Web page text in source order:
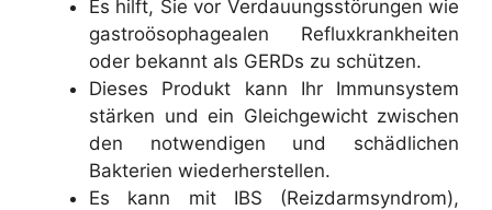
Es hilft, Sie vor Verdauungsstörungen wie
gastroösophagealen Refluxkrankheiten
oder bekannt als GERDs zu schützen.
Dieses Produkt kann Ihr Immunsystem
stärken und ein Gleichgewicht zwischen
den notwendigen und schädlichen
Bakterien wiederherstellen.
Es kann mit IBS (Reizdarmsyndrom),